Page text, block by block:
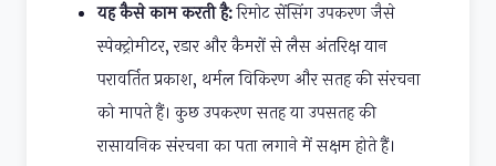
यह कैसे काम करती है:रिमोट सेंसिंग उपकरण जैसे
स्पेक्ट्रोमीटर, रडार और कैमरों से लैस अंतरिक्ष यान
परावर्तित प्रकाश, थर्मल विकिरण और सतह की संरचना
को मापते हैं। कुछ उपकरण सतह या उपसतह की
रासायनिक संरचना का पता लगाने में सक्षम होते हैं।